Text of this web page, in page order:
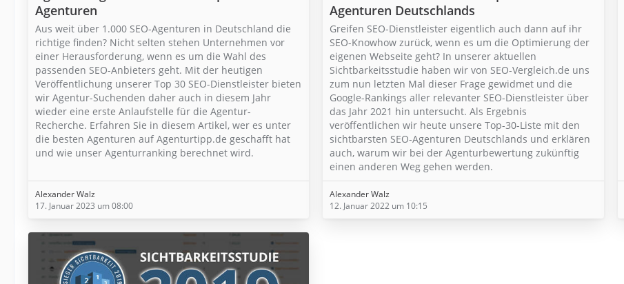
Agenturen
Aus weit über 1.000 SEO-Agenturen in Deutschland die
richtige finden? Nicht selten stehen Unternehmen vor
einer Herausforderung, wenn es um die Wahl des
passenden SEO-Anbieters geht. Mit der heutigen
Veröffentlichung unserer Top 30 SEO-Dienstleister bieten
wir Agentur-Suchenden daher auch in diesem Jahr
wieder eine erste Anlaufstelle für die Agentur-
Recherche. Erfahren Sie in diesem Artikel, wer es unter
die besten Agenturen auf Agenturtipp.de geschafft hat
und wie unser Agenturranking berechnet wird.
Alexander Walz
17. Januar 2023 um 08:00
Agenturen Deutschlands
Greifen SEO-Dienstleister eigentlich auch dann auf ihr
SEO-Knowhow zurück, wenn es um die Optimierung der
eigenen Webseite geht? In unserer aktuellen
Sichtbarkeitsstudie haben wir von SEO-Vergleich.de uns
zum nun letzten Mal dieser Frage gewidmet und die
Google-Rankings aller relevanter SEO-Dienstleister über
das Jahr 2021 hin untersucht. Als Ergebnis
veröffentlichen wir heute unsere Top-30-Liste mit den
sichtbarsten SEO-Agenturen Deutschlands und erklären
auch, warum wir bei der Agenturbewertung zukünftig
einen anderen Weg gehen werden.
Alexander Walz
12. Januar 2022 um 10:15